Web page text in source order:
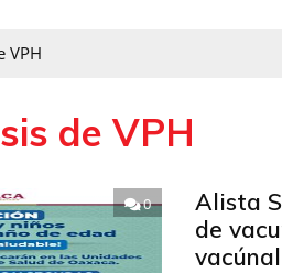
VPH
de VPH
0
Alista
de